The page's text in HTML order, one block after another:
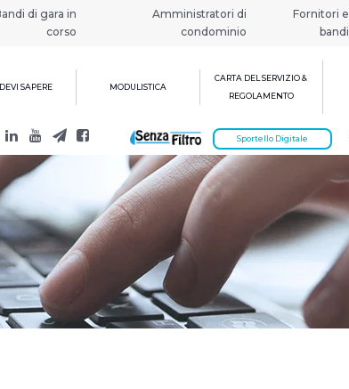
di gara in
corso
Amministratori di
condominio
Fornitori e
bandi
SAPERE MODULISTICA
CARTA DEL SERVIZIO &
REGOLAMENTO
Sportello Digitale